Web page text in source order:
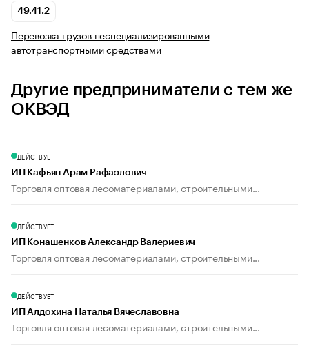
49.41.2
Перевозка грузов неспециализированными
автотранспортными средствами
Другие предприниматели с тем же
ОКВЭД
ДЕЙСТВУЕТ
ИП Кафьян Арам Рафаэлович
Торговля оптовая лесоматериалами, строительными...
ДЕЙСТВУЕТ
ИП Конашенков Александр Валериевич
Торговля оптовая лесоматериалами, строительными...
ДЕЙСТВУЕТ
ИП Алдохина Наталья Вячеславовна
Торговля оптовая лесоматериалами, строительными...